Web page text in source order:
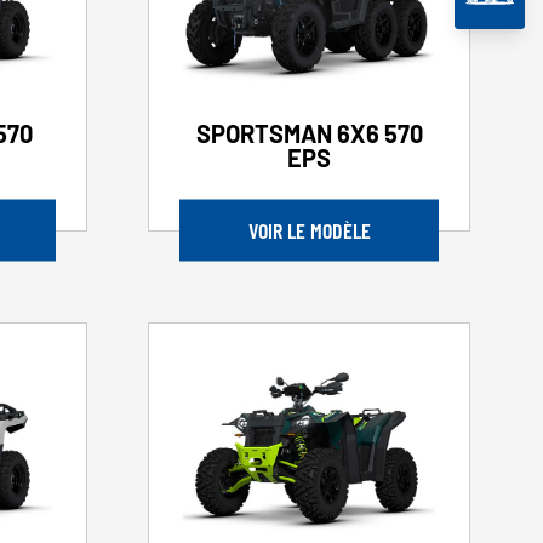
SPORTSMAN 6X6 570
EPS
VOIR LE MODÈLE